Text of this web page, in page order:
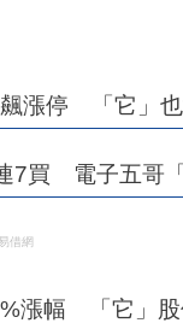
漲停 「它」
7買 電子五哥
借網
漲幅 「它」股